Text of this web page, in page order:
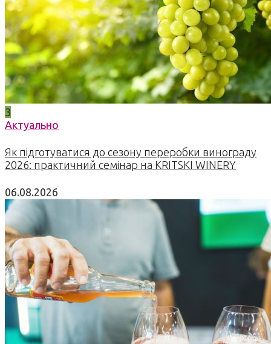
3
Актуально
Як підготуватися до сезону переробки винограду
2026: практичний семінар на KRITSKI WINERY
06.08.2026